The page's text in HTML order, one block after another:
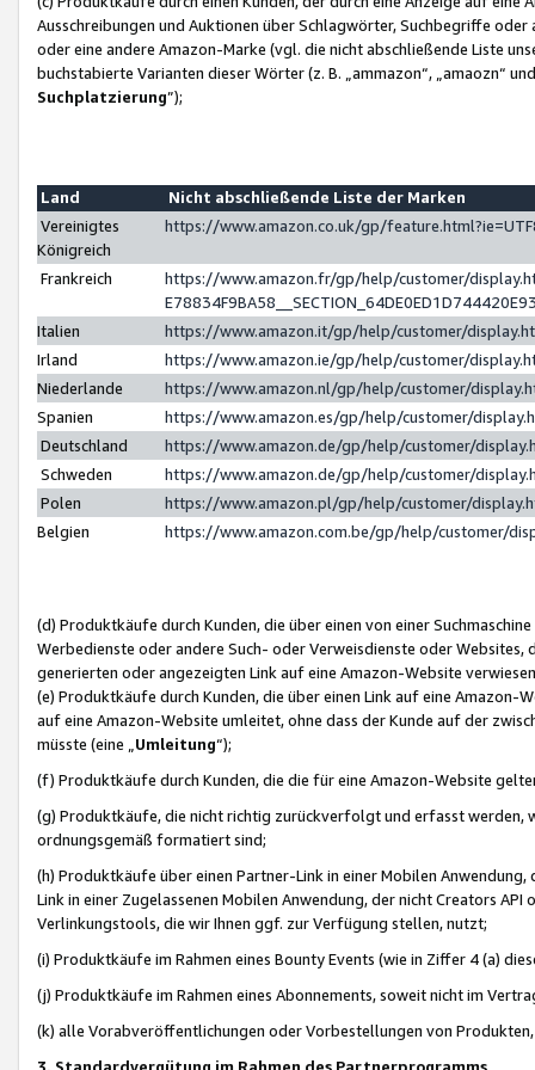
Ausschreibungen und Auktionen über Schlagwörter, Suchbegriffe
oder eine andere Amazon-Marke (vgl. die nicht abschließende Liste
buchstabierte Varianten dieser Wörter (z. B. „ammazon“, „amaozn“
Suchplatzierung”);
Land
Nicht abschließende Liste der Marken
Vereinigtes
Königreich
https://www.amazon.co.uk/gp/
Frankreich
https://www.amazon.fr/gp/help/customer/
Italien
https://www.amazon.it/gp/help/customer/
Irland
https://www.amazon.ie/gp/help/customer/
Niederlande
https://www.amazon.nl/gp/help/customer/
Spanien
https://www.amazon.es/gp/help/customer/
Deutschland
https://www.amazon.de/gp/help/customer/
Schweden
https://www.amazon.de/gp/help/customer/
Polen
https://www.amazon.pl/gp/help/customer/
Belgien
https://www.amazon.com.be/gp/help/customer/
(d) Produktkäufe durch Kunden, die über einen von einer
Werbedienste oder andere Such- oder Verweisdienste oder Websites,
generierten oder angezeigten Link auf eine Amazon-Website
(e) Produktkäufe durch Kunden, die über einen Link auf eine
auf eine Amazon-Website umleitet, ohne dass der Kunde auf der
müsste (eine „ Umleitung“);
(f) Produktkäufe durch Kunden, die die für eine Amazon-Website
(g) Produktkäufe, die nicht richtig zurückverfolgt und erfasst werden,
ordnungsgemäß formatiert sind;
(h) Produktkäufe über einen Partner-Link in einer Mobilen
Link in einer Zugelassenen Mobilen Anwendung, der nicht Creators
Verlinkungstools, die wir Ihnen ggf. zur Verfügung stellen, nutzt;
(i) Produktkäufe im Rahmen eines Bounty Events (wie in Ziffer 4 (a)
(j) Produktkäufe im Rahmen eines Abonnements, soweit nicht im
(k) alle Vorabveröffentlichungen oder Vorbestellungen von
3. Standardvergütung im Rahmen des Partnerprogramms